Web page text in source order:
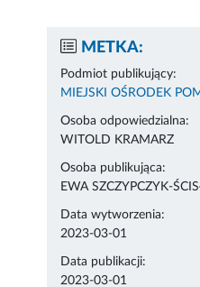
METKA:
Podmiot publikujący:
MIEJSKI OŚRODEK
Osoba odpowiedzialna:
WITOLD KRAMARZ
Osoba publikująca:
EWA SZCZYPCZYK-
Data wytworzenia:
2023-03-01
Data publikacji:
2023-03-01